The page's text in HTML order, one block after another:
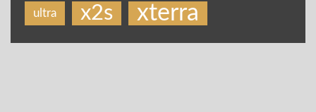
ultra x2s xterra